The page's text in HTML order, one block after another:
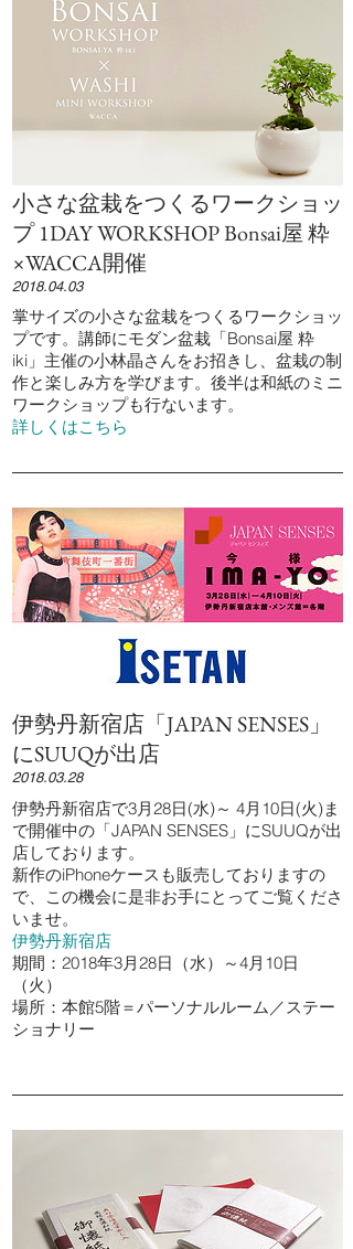
小さな盆栽をつくるワークショッ
プ 1DAY WORKSHOP Bonsai屋 粋
×WACCA開催
2018.04.03
掌サイズの小さな盆栽をつくるワークショッ
プです。講師にモダン盆栽「Bonsai屋 粋
iki」主催の小林晶さんをお招きし、盆栽の制
作と楽しみ方を学びます。後半は和紙のミニ
ワークショップも行ないます。
詳しくはこちら
伊勢丹新宿店「JAPAN SENSES」
にSUUQが出店
2018.03.28
伊勢丹新宿店で3月28日(水)～ 4月10日(火)ま
で開催中の「JAPAN SENSES」にSUUQが出
店しております。
新作のiPhoneケースも販売しておりますの
で、この機会に是非お手にとってご覧くださ
いませ。
伊勢丹新宿店
期間：2018年3月28日（水）～4月10日
（火）
場所：本館5階＝パーソナルルーム／ステー
ショナリー